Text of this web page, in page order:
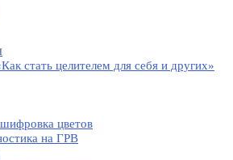
стать целителем для себя и других»
цветов
на ГРВ